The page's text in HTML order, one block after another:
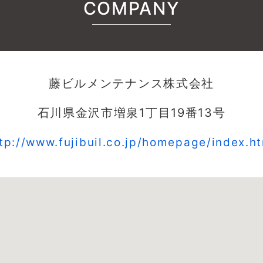
COMPANY
藤ビルメンテナンス株式会社
石川県金沢市増泉1丁目19番13号
www.fujibuil.co.jp/homepage/